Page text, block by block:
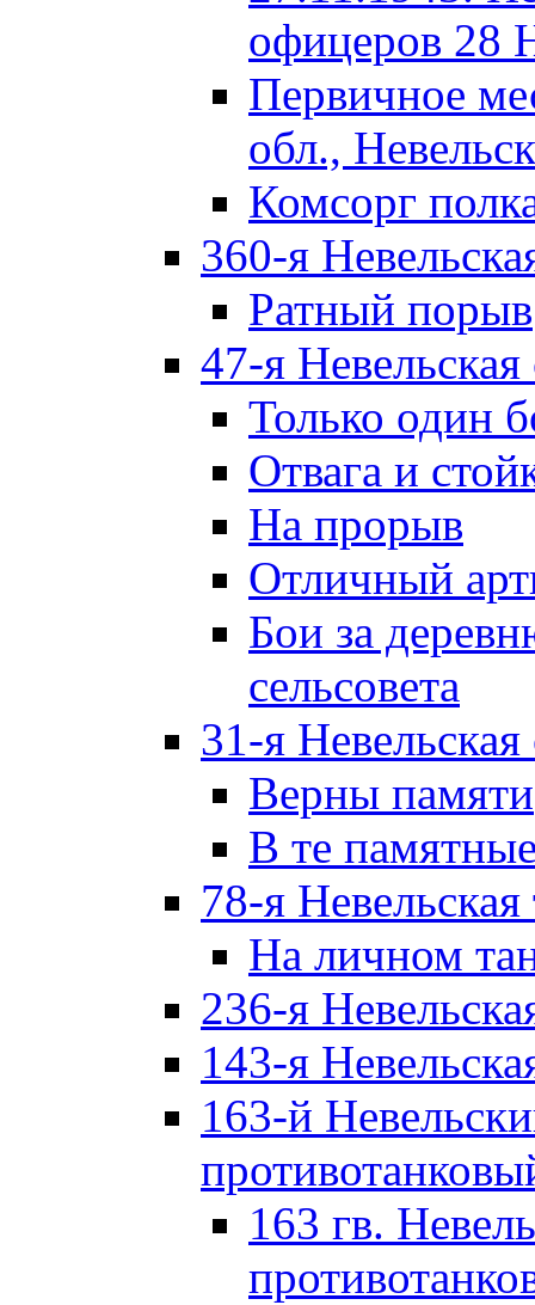
офицеров 28
Первичное
обл.,
Комсорг
360-я
Ратный порыв
47-я Невельская
Только один
Отвага и
На прорыв
Отличный
Бои за
сельсовета
31-я Невельская
Верны памяти
В те
78-я Невельская
На личном
236-я
143-я
163-й
163 гв.